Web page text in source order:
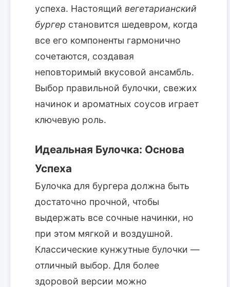
успеха. Настоящий вегетарианский
бургер становится шедевром, когда
все его компоненты гармонично
сочетаются, создавая
неповторимый вкусовой ансамбль.
Выбор правильной булочки, свежих
начинок и ароматных соусов играет
ключевую роль.
Идеальная Булочка: Основа
Успеха
Булочка для бургера должна быть
достаточно прочной, чтобы
выдержать все сочные начинки, но
при этом мягкой и воздушной.
Классические кунжутные булочки —
отличный выбор. Для более
здоровой версии можно